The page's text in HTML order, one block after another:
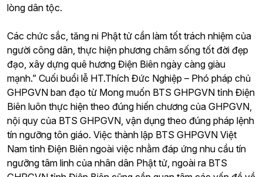
lòng dân tộc.
Các chức sắc, tăng ni Phật tử cần làm tốt trách nhiệm của
người công dân, thực hiện phương châm sống tốt đời đẹp
đạo, xây dựng quê hương Điện Biên ngày càng giàu
mạnh.” Cuối buổi lễ HT.Thích Đức Nghiệp – Phó pháp chủ
GHPGVN ban đạo từ Mong muốn BTS GHPGVN tỉnh Điện
Biên luôn thực hiện theo đúng hiến chương của GHPGVN,
nội quy của BTS GHPGVN, vận dụng theo đúng pháp lệnh
tín ngưỡng tôn giáo. Việc thành lập BTS GHPGVN Việt
Nam tỉnh Điện Biên ngoài việc nhằm đáp ứng nhu cầu tín
ngưỡng tâm linh của nhân dân Phật tử, ngoài ra BTS